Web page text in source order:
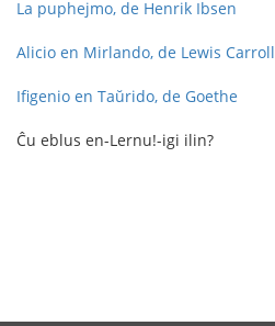
La puphejmo, de Henrik Ibsen
Alicio en Mirlando, de Lewis Carroll
Ifigenio en Taŭrido, de Goethe
Ĉu eblus en-Lernu!-igi ilin?